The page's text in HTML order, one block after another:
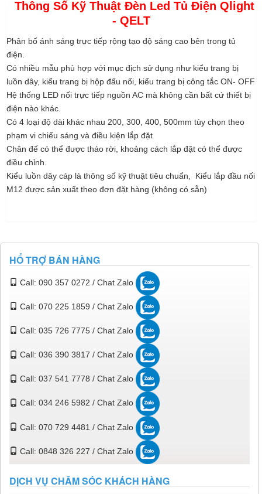
Thông Số Kỹ Thuật Đèn Led Tủ Điện Qlight
- QELT
Phân bố ánh sáng trực tiếp rộng tạo độ sáng cao bên trong tủ
điện.
Có nhiều mẫu phù hợp với mục địch sử dụng như kiểu trang bị
luồn dây, kiểu trang bị hộp đấu nối, kiểu trang bị công tắc ON- OFF
Hệ thống LED nối trực tiếp nguồn AC mà không cần bất cứ thiết bị
điện nào khác.
Có 4 loại độ dài khác nhau 200, 300, 400, 500mm tùy chọn theo
phạm vi chiếu sáng và điều kiện lắp đặt
Chân đế có thể được tháo rời, khoảng cách lắp đặt có thể được
điều chỉnh.
Kiểu luồn dây cáp là thông số kỹ thuật tiêu chuẩn, Kiểu lắp đầu nối
M12 được sản xuất theo đơn đặt hàng (không có sẵn)
HỔ TRỢ BÁN HÀNG
Call: 090 357 0272 / Chat Zalo
Call: 070 225 1859 / Chat Zalo
Call: 035 726 7775 / Chat Zalo
Call: 036 390 3817 / Chat Zalo
Call: 037 541 7778 / Chat Zalo
Call: 034 246 5982 / Chat Zalo
Call: 070 729 4481 / Chat Zalo
Call: 0848 326 227 / Chat Zalo
DỊCH VỤ CHĂM SÓC KHÁCH HÀNG